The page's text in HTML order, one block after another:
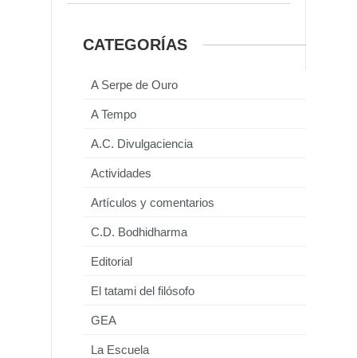
CATEGORÍAS
A Serpe de Ouro
A Tempo
A.C. Divulgaciencia
Actividades
Artículos y comentarios
C.D. Bodhidharma
Editorial
El tatami del filósofo
GEA
La Escuela